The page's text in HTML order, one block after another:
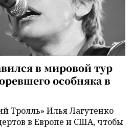
в мировой тур
особняка в
Тролль» Илья Лагутенко
в Европе и США, чтобы